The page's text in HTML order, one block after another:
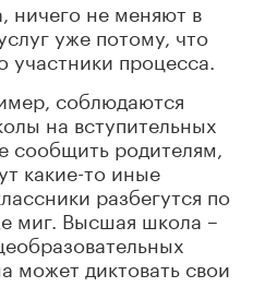
ничего не меняют в
уже потому, что
участники процесса.
соблюдаются
на вступительных
сообщить родителям,
какие-то иные
разбегутся по
миг. Высшая школа –
может диктовать свои